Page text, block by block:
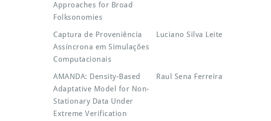
Approaches for Broad
Folksonomies
Captura de Proveniência
Assíncrona em Simulações
Computacionais
Luciano Silva Leite
AMANDA: Density-Based
Adaptative Model for Non-
Stationary Data Under
Extreme Verification
Raul Sena Ferreira